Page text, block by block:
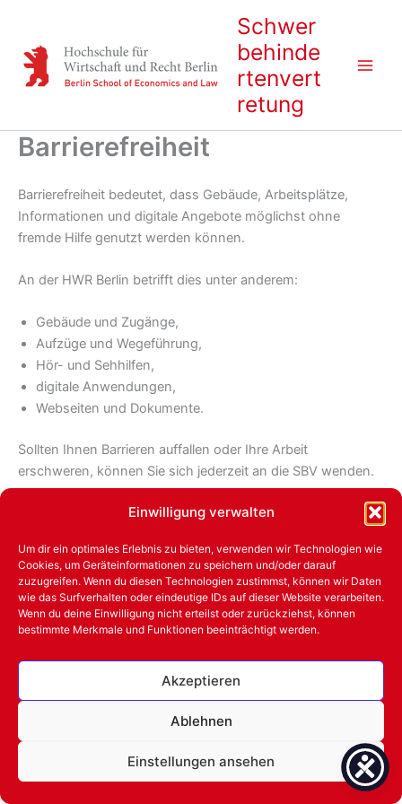
Einwilligung verwalten
Um dir ein optimales Erlebnis zu bieten, verwenden wir Technologien wie
Cookies, um Geräteinformationen zu speichern und/oder darauf
zuzugreifen. Wenn du diesen Technologien zustimmst, können wir Daten
wie das Surfverhalten oder eindeutige IDs auf dieser Website verarbeiten.
Wenn du deine Einwilligung nicht erteilst oder zurückziehst, können
bestimmte Merkmale und Funktionen beeinträchtigt werden.
Akzeptieren
Ablehnen
Einstellungen ansehen
springen
Schwer
behinde
rtenvert
retung
Barrierefreiheit
Barrierefreiheit bedeutet, dass Gebäude, Arbeitsplätze,
Informationen und digitale Angebote möglichst ohne
fremde Hilfe genutzt werden können.
An der HWR Berlin betrifft dies unter anderem:
Gebäude und Zugänge,
Aufzüge und Wegeführung,
Hör- und Sehhilfen,
digitale Anwendungen,
Webseiten und Dokumente.
Sollten Ihnen Barrieren auffallen oder Ihre Arbeit
erschweren, können Sie sich jederzeit an die SBV wenden.
Gemeinsam mit den zuständigen Stellen setzen wir uns
Hochschule inklusiver zu gestalten.
Copyright © 2026 Schwerbehindertenvertretung